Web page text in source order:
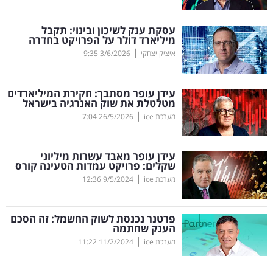
שיווק
ופרסום
משפט
מדדים
ומחקרים
דעות
רכילות
עסקית
קריפטו
ויראלי
עסקת ענק לשיכון ובינוי: תקבל
מיליארד דולר על הפרויקט בחדרה
איציק יצחקי |
3/6/2026
9:35
עידן עופר מסתבך: חקירת המיליארדים
מטלטלת את שוק האנרגיה בישראל
מערכת ice |
26/5/2026
7:04
עידן עופר מאבד עשרות מיליוני
שקלים: פרויקט עמדות הטעינה קורס
מערכת ice |
9/5/2024
12:36
פרטנר נכנסת לשוק החשמל: זה הסכם
הענק שחתמה
מערכת ice |
11/2/2024
11:22